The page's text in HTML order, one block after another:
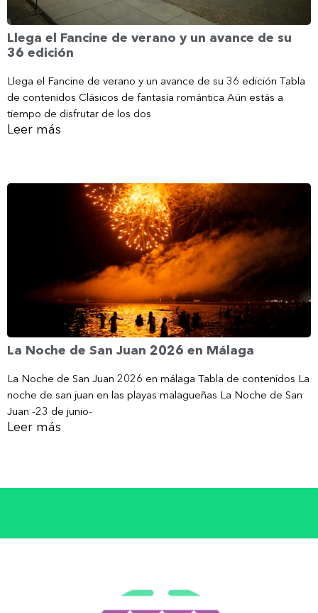
Llega el Fancine de verano y un avance de su
36 edición
Llega el Fancine de verano y un avance de su 36 edición Tabla
de contenidos Clásicos de fantasía romántica Aún estás a
tiempo de disfrutar de los dos
Leer más
La Noche de San Juan 2026 en Málaga
La Noche de San Juan 2026 en málaga Tabla de contenidos La
noche de san juan en las playas malagueñas La Noche de San
Juan -23 de junio-
Leer más